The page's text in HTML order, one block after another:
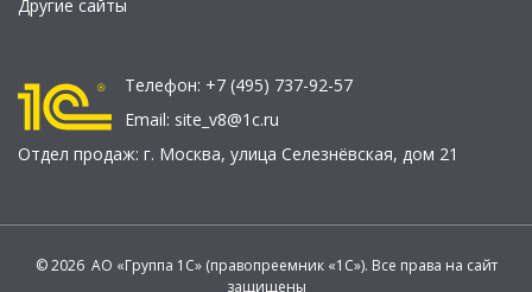
Другие сайты
Телефон: +7 (495) 737-92-57
Email: site_v8@1c.ru
Отдел продаж: г. Москва, улица Селезнёвская, дом 21
© 2026 АО «Группа 1С» (правопреемник «1С»). Все права на сайт
защищены